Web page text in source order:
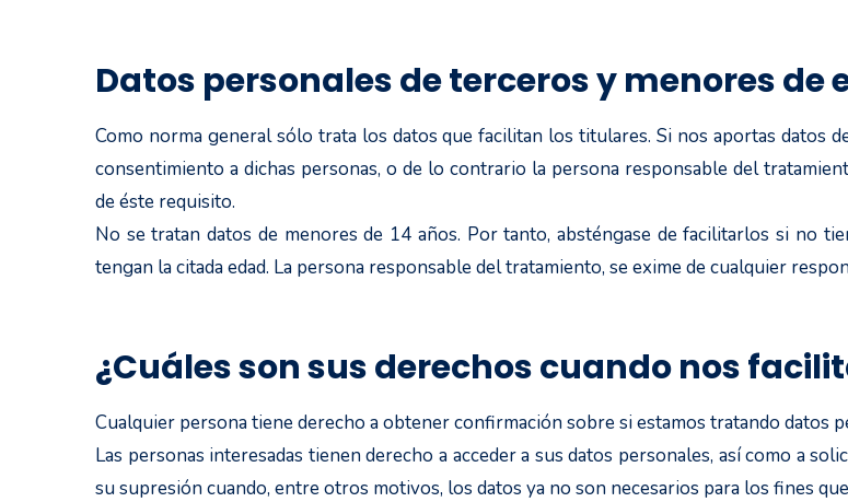
Datos personales de terceros y menores de
Como norma general sólo trata los datos que facilitan los titulares. Si nos aportas datos
consentimiento a dichas personas, o de lo contrario la persona responsable del
de éste requisito.
No se tratan datos de menores de 14 años. Por tanto, absténgase de facilitarlos si no
tengan la citada edad. La persona responsable del tratamiento, se exime de cualquier
¿Cuáles son sus derechos cuando nos
Cualquier persona tiene derecho a obtener confirmación sobre si estamos tratando datos
Las personas interesadas tienen derecho a acceder a sus datos personales, así como a
su supresión cuando, entre otros motivos, los datos ya no son necesarios para los fines